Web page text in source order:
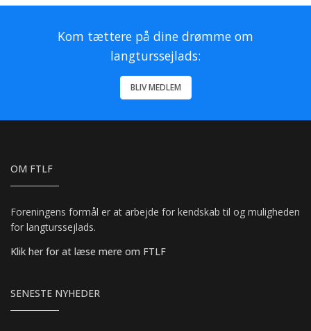
Kom tættere på dine drømme om
langturssejlads:
BLIV MEDLEM
OM FTLF
Foreningens formål er at arbejde for kendskab til og muligheden
for langturssejlads.
Klik her for at læse mere om FTLF
SENESTE NYHEDER